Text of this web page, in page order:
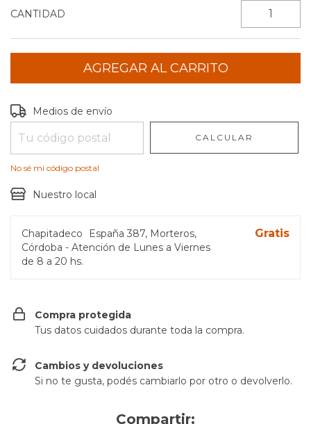
CANTIDAD
Entregas para el CP:
Medios de envío
CALCULAR
No sé mi código postal
Nuestro local
Chapitadeco
España 387, Morteros,
Córdoba - Atención de Lunes a Viernes
de 8 a 20 hs.
Gratis
Compra protegida
Tus datos cuidados durante toda la compra.
Cambios y devoluciones
Si no te gusta, podés cambiarlo por otro o devolverlo.
Compartir: